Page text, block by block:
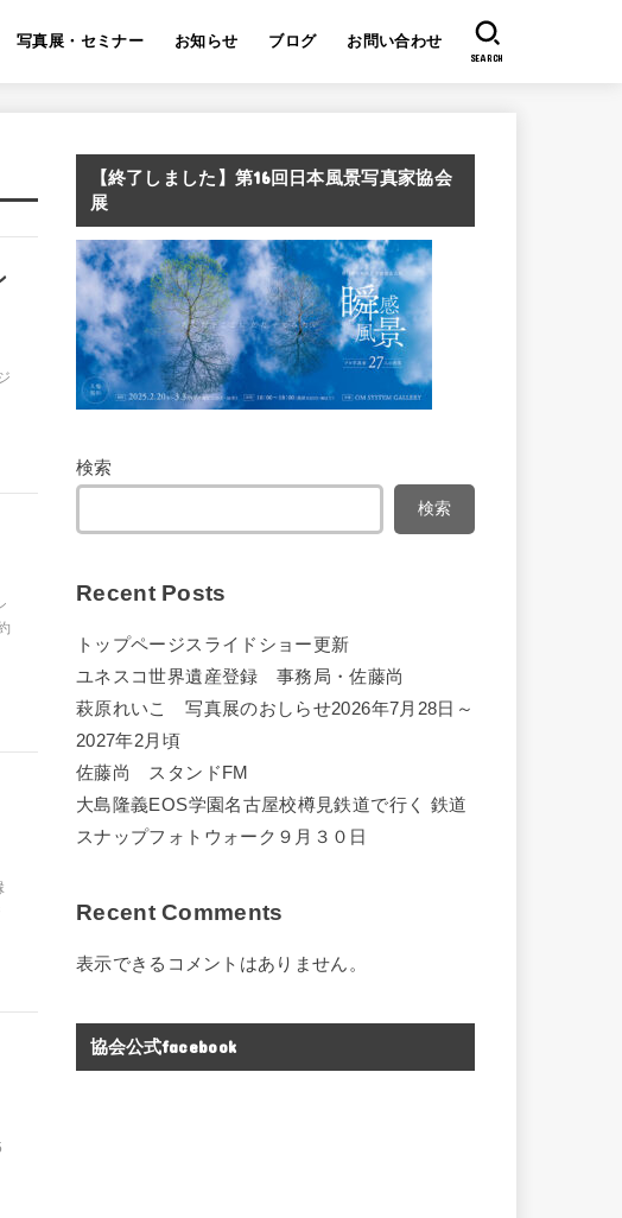
写真展・セミナー お知らせ ブログ お問い合わせ
SEARCH
【終了しました】第16回日本風景写真家協会
展
検索
検索
Recent Posts
トップページスライドショー更新
ユネスコ世界遺産登録 事務局・佐藤尚
萩原れいこ 写真展のおしらせ2026年7月28日～
2027年2月頃
佐藤尚 スタンドFM
大島隆義EOS学園名古屋校樽見鉄道で行く 鉄道
スナップフォトウォーク９月３０日
Recent Comments
表示できるコメントはありません。
協会公式facebook